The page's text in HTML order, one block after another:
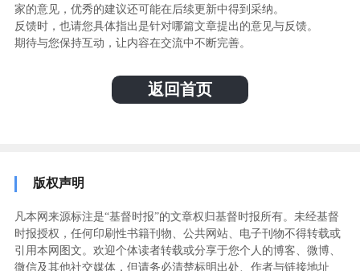
家的意见，优秀的建议还可能在后续更新中得到采纳。
反馈时，也请您具体指出是针对哪篇文章提出的意见与反馈。
期待与您保持互动，让内容在交流中不断完善。
返回首页
版权声明
凡本网来源标注是“基督时报”的文章权归基督时报所有。未经基督
时报授权，任何印刷性书籍刊物、公共网站、电子刊物不得转载或
引用本网图文。欢迎个体读者转载或分享于您个人的博客、微博、
微信及其他社交媒体，但请务必清楚标明出处、作者与链接地址